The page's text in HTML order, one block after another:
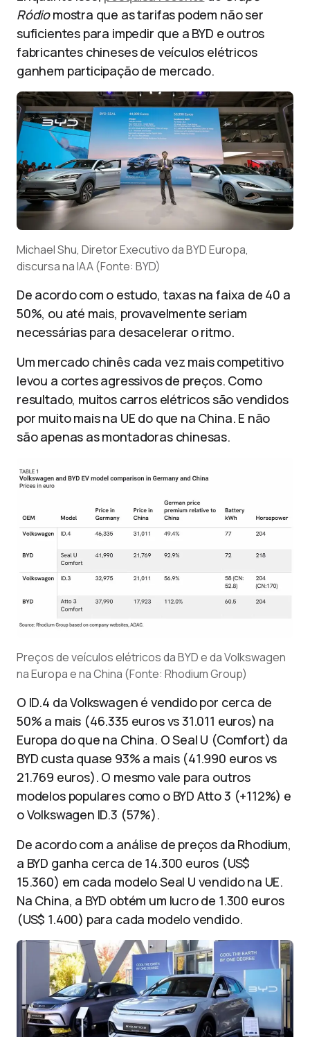
Ródiomostra que as tarifas podem não ser
suficientes para impedir que a BYD e outros
fabricantes chineses de veículos elétricos
ganhem participação de mercado.
Michael Shu, Diretor Executivo da BYD Europa,
discursa na IAA (Fonte: BYD)
De acordo com o estudo, taxas na faixa de 40 a
50%, ou até mais, provavelmente seriam
necessárias para desacelerar o ritmo.
Um mercado chinês cada vez mais competitivo
levou a cortes agressivos de preços. Como
resultado, muitos carros elétricos são vendidos
por muito mais na UE do que na China. E não
são apenas as montadoras chinesas.
Preços de veículos elétricos da BYD e da Volkswagen
na Europa e na China (Fonte: Rhodium Group)
O ID.4 da Volkswagen é vendido por cerca de
50% a mais (46.335 euros vs 31.011 euros) na
Europa do que na China. O Seal U (Comfort) da
BYD custa quase 93% a mais (41.990 euros vs
21.769 euros). O mesmo vale para outros
modelos populares como o BYD Atto 3 (+112%) e
o Volkswagen ID.3 (57%).
De acordo com a análise de preços da Rhodium,
a BYD ganha cerca de 14.300 euros (US$
15.360) em cada modelo Seal U vendido na UE.
Na China, a BYD obtém um lucro de 1.300 euros
(US$ 1.400) para cada modelo vendido.